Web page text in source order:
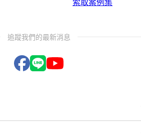
索取案例集
追蹤我們的最新消息